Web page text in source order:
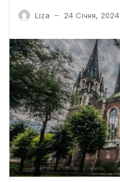
Liza — 24 Січня, 2024